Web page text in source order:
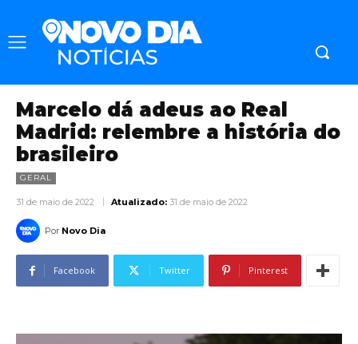
Marcelo dá adeus ao Real
Madrid: relembre a história do
brasileiro
GERAL
31 de maio de 2022 Atualizado: 31 de maio de 2022
Por Novo Dia
Facebook Twitter Pinterest